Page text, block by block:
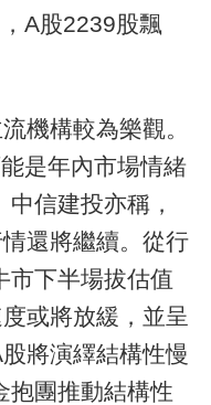
A股2239股飄
構較為樂觀。
是年內市場情緒
信建投亦稱，
還將繼續。從行
市下半場拔估值
或將放緩，並呈
將演繹結構性慢
抱團推動結構性